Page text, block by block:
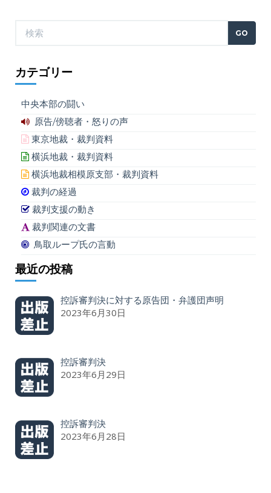
カテゴリー
中央本部の闘い
原告/傍聴者・怒りの声
東京地裁・裁判資料
横浜地裁・裁判資料
横浜地裁相模原支部・裁判資料
裁判の経過
裁判支援の動き
裁判関連の文書
鳥取ループ氏の言動
最近の投稿
控訴審判決に対する原告団・弁護団声明
2023年6月30日
控訴審判決
2023年6月29日
控訴審判決
2023年6月28日